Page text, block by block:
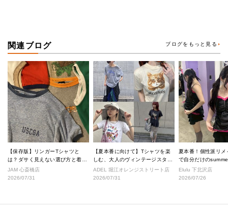
関連ブログ ブログをもっと見る
【保存版】リンガーTシャツと
は？ダサく見えない選び方と着こ
なし完全ガイド
JAM 心斎橋店
2026/07/31
【夏本番に向けて】Tシャツを楽
しむ、大人のヴィンテージスタイ
ル
ADEL 堀江オレンジストリート店
2026/07/31
夏本番！個性派リメ
で自分だけの
へ！
Elulu 下北沢店
2026/07/26